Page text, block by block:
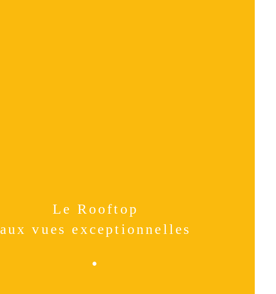
Le Rooftop
aux vues exceptionnelles
•